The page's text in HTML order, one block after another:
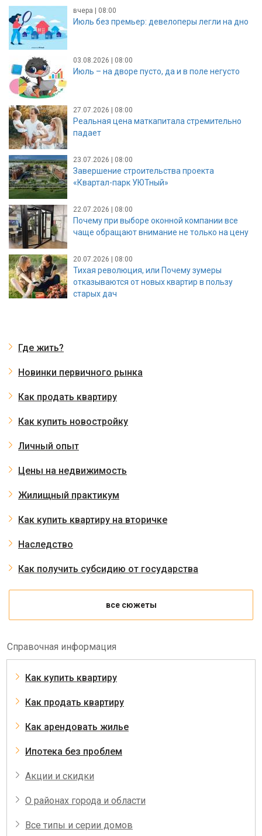
вчера | 08:00
Июль без премьер: девелоперы легли на дно
03.08.2026 | 08:00
Июль – на дворе пусто, да и в поле негусто
27.07.2026 | 08:00
Реальная цена маткапитала стремительно
падает
23.07.2026 | 08:00
Завершение строительства проекта
«Квартал-парк УЮТный»
22.07.2026 | 08:00
Почему при выборе оконной компании все
чаще обращают внимание не только на цену
20.07.2026 | 08:00
Тихая революция, или Почему зумеры
отказываются от новых квартир в пользу
старых дач
Где жить?
Новинки первичного рынка
Как продать квартиру
Как купить новостройку
Личный опыт
Цены на недвижимость
Жилищный практикум
Как купить квартиру на вторичке
Наследство
Как получить субсидию от государства
все сюжеты
Справочная информация
Как купить квартиру
Как продать квартиру
Как арендовать жилье
Ипотека без проблем
Акции и скидки
О районах города и области
Все типы и серии домов